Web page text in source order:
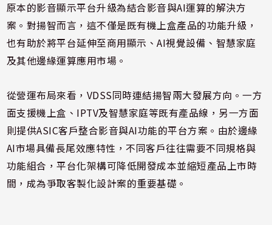
原本的影音顯示平台升級為結合影音與AI運算的解決方
案。對揚智而言，這不僅是既有機上盒產品的功能升級，
也有助於將平台延伸至商用顯示、AI視覺設備、智慧家庭
及其他邊緣運算應用市場。
從營運布局來看，VDSS同時連結揚智兩大發展方向。一方
面支援機上盒、IPTV及智慧家庭等既有產品線，另一方面
則提供ASIC客戶整合影音與AI功能的平台方案。由於邊緣
AI市場具備長尾效應特性，不同客戶往往需要不同規格與
功能組合，平台化架構可降低開發成本並縮短產品上市時
間，成為爭取客製化設計案的重要基礎。